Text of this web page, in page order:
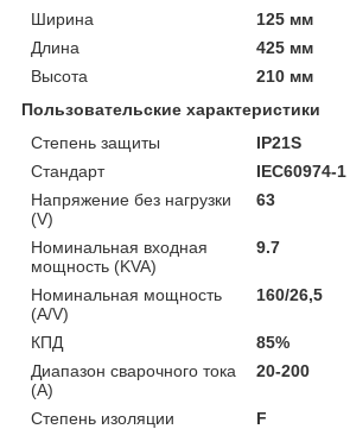
Ширина
125 мм
Длина
425 мм
Высота
210 мм
Пользовательские характеристики
Степень защиты
IP21S
Стандарт
IEC60974-1
Напряжение без нагрузки
(V)
63
Номинальная входная
мощность (KVA)
9.7
Номинальная мощность
(A/V)
160/26,5
КПД
85%
Диапазон сварочного тока
(А)
20-200
Степень изоляции
F